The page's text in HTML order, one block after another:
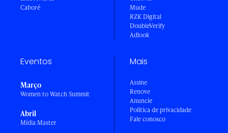
Caboré
Mude
RZK Digital
DoubleVerify
Adlook
Eventos
Março
Women to Watch Summit
Abril
Mídia Master
Mais
Assine
Renove
Anuncie
Política de privacidade
Fale conosco